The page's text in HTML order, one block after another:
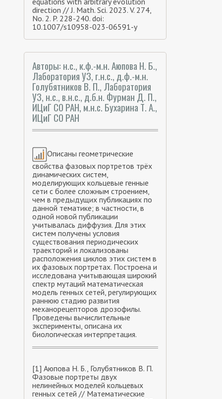
direction // J. Math. Sci. 2023. V. 274,
No. 2. P. 228-240. doi:
10.1007/s10958-023-06591-y
Авторы: н.с., к.ф.-м.н. Аюпова Н. Б.,
Лаборатория У3, г.н.с., д.ф.-м.н.
Голубятников В. П., Лаборатория
У3, н.с., в.н.с., д.б.н. Фурман Д. П.,
ИЦиГ СО РАН, м.н.с. Бухарина Т. А.,
ИЦиГ СО РАН
Описаны геометрические
свойства фазовых портретов трёх
динамических систем,
моделирующих кольцевые генные
сети с более сложным строением,
чем в предыдущих публикациях по
данной тематике; в частности, в
одной новой публикации
учитывалась диффузия. Для этих
систем получены условия
существования периодических
траекторий и локализованы
расположения циклов этих систем в
их фазовых портретах. Построена и
исследована учитывающая широкий
спектр мутаций математическая
модель генных сетей, регулирующих
раннюю стадию развития
механорецепторов дрозофилы.
Проведены вычислительные
эксперименты, описана их
биологическая интерпретация.
[1] Аюпова Н. Б., Голубятников В. П.
Фазовые портреты двух
нелинейных моделей кольцевых
генных сетей // Математические